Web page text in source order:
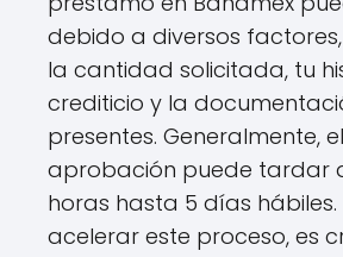
debido a diversos
la cantidad solicitada, tu
crediticio y la
presentes. Generalmente,
aprobación puede tardar
horas hasta 5 días hábiles.
acelerar este proceso, es